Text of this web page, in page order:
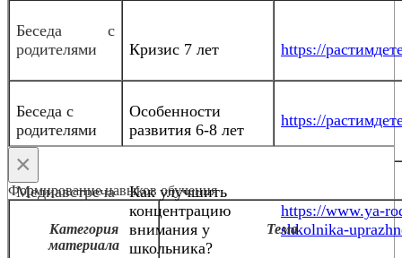
Беседа с
родителями
Кризис 7 лет https://
Беседа с
родителями
Особенности
развития 6-8 лет
https://
Медиавстреча
Как улучшить
концентрацию
внимания у
школьника?
https://www.ya-
shkolnika-
×
Формирование навыков обучения
Категория
материала
Тема